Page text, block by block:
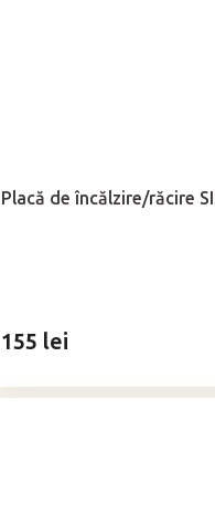
Placă de încălzire/răcire
medie
a
stele.
155 lei